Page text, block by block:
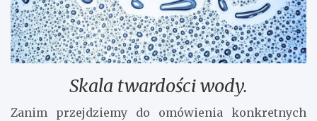
Skala twardości wody.
Zanim przejdziemy do omówienia konkretnych